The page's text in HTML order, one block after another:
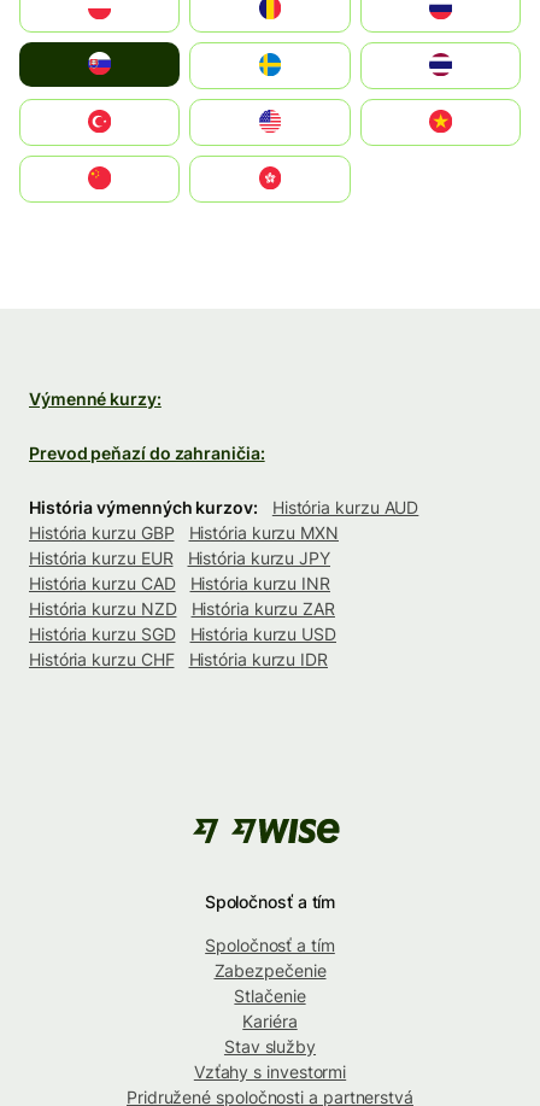
United States
中國香港特別行政區
Výmenné kurzy:
Prevod peňazí do zahraničia:
História výmenných kurzov:
História kurzu AUD
História kurzu GBP
História kurzu MXN
História kurzu EUR
História kurzu JPY
História kurzu CAD
História kurzu INR
História kurzu NZD
História kurzu ZAR
História kurzu SGD
História kurzu USD
História kurzu CHF
História kurzu IDR
Spoločnosť a tím
Spoločnosť a tím
Zabezpečenie
Stlačenie
Kariéra
Stav služby
Vzťahy s investormi
Pridružené spoločnosti a partnerstvá